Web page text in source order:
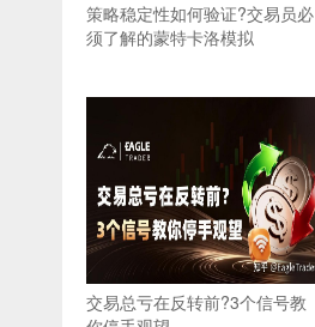
策略稳定性如何验证?交易员必
须了解的蒙特卡洛模拟
交易总亏在反转前?3个信号教